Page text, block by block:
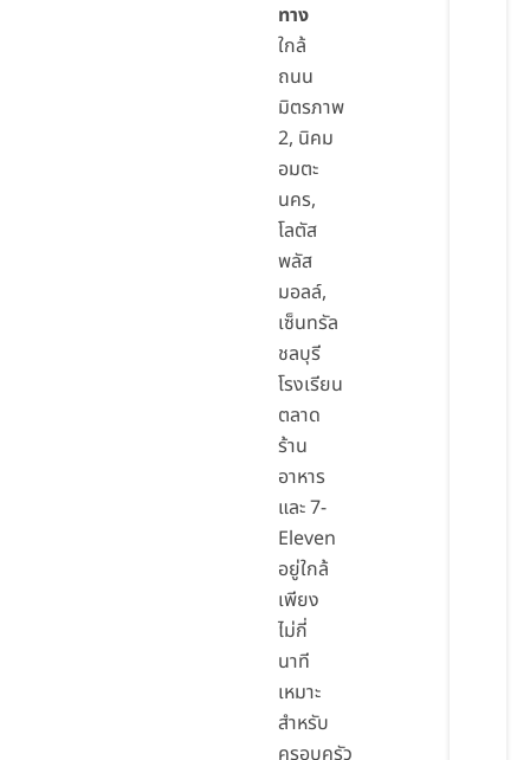
ทาง
ใกล้
ถนน
มิตรภาพ
2, นิคม
อมตะ
นคร,
โลตัส
พลัส
มอลล์,
เซ็นทรัล
ชลบุรี
โรงเรียน
ตลาด
ร้าน
อาหาร
และ 7-
Eleven
อยู่ใกล้
เพียง
ไม่กี่
นาที
เหมาะ
สำหรับ
ครอบครัว